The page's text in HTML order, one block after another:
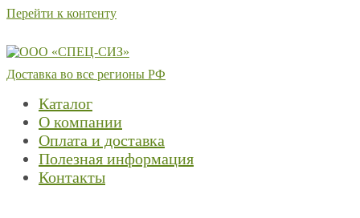
Перейти к контенту
Доставка во все регионы РФ
Каталог
О компании
Оплата и доставка
Полезная информация
Контакты